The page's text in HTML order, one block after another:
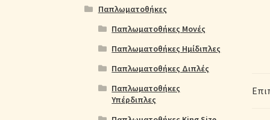
Παπλωματοθήκες
Παπλωματοθήκες Μονές
Παπλωματοθήκες Ημίδιπλες
Παπλωματοθήκες Διπλές
Παπλωματοθήκες
Υπέρδιπλες